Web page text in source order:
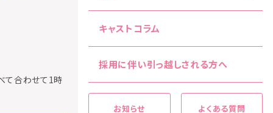
キャストコラム
採用に伴い引っ越しされる方へ
お知らせ よくある質問
て合わせて1時